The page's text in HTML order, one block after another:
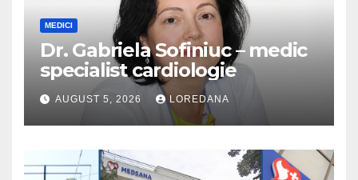
MEDICI
Dr. Gabriela Sofiniuc – medic
specialist cardiologie
AUGUST 5, 2026 LOREDANA